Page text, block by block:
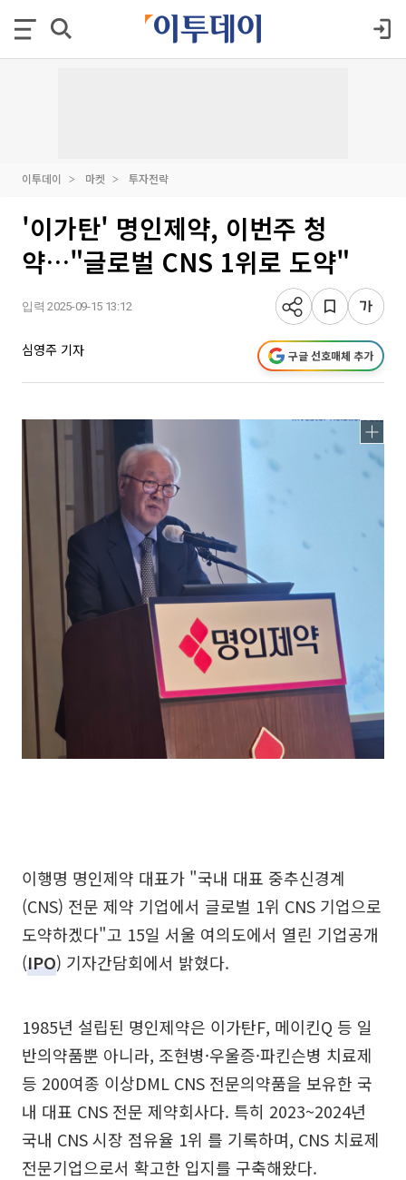
이투데이 마켓 투자전략
'이가탄' 명인제약, 이번주 청
약…"글로벌 CNS 1위로 도약"
입력 2025-09-15 13:12
심영주 기자 구글 선호매체 추가
이행명 명인제약 대표가 "국내 대표 중추신경계
(CNS) 전문 제약 기업에서 글로벌 1위 CNS 기업으로
도약하겠다"고 15일 서울 여의도에서 열린 기업공개
(IPO) 기자간담회에서 밝혔다.
1985년 설립된 명인제약은 이가탄F, 메이킨Q 등 일
반의약품뿐 아니라, 조현병·우울증·파킨슨병 치료제
등 200여종 이상DML CNS 전문의약품을 보유한 국
내 대표 CNS 전문 제약회사다. 특히 2023~2024년
국내 CNS 시장 점유율 1위 를 기록하며, CNS 치료제
전문기업으로서 확고한 입지를 구축해왔다.